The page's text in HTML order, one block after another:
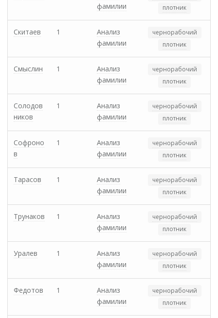
фамилии
плотник
Скитаев 1
Анализ
фамилии
чернорабочий
плотник
Смыслин 1
Анализ
фамилии
чернорабочий
плотник
Солодов
ников
1
Анализ
фамилии
чернорабочий
плотник
Софроно
в
1
Анализ
фамилии
чернорабочий
плотник
Тарасов 1
Анализ
фамилии
чернорабочий
плотник
Трунаков 1
Анализ
фамилии
чернорабочий
плотник
Уралев 1
Анализ
фамилии
чернорабочий
плотник
Федотов 1
Анализ
фамилии
чернорабочий
плотник